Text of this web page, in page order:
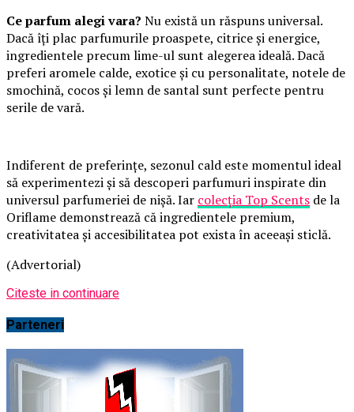
Ce parfum alegi vara? Nu există un răspuns universal.
Dacă îți plac parfumurile proaspete, citrice și energice,
ingredientele precum lime-ul sunt alegerea ideală. Dacă
preferi aromele calde, exotice și cu personalitate, notele de
smochină, cocos și lemn de santal sunt perfecte pentru
serile de vară.
Indiferent de preferințe, sezonul cald este momentul ideal
să experimentezi și să descoperi parfumuri inspirate din
universul parfumeriei de nișă. Iar colecția Top Scents de la
Oriflame demonstrează că ingredientele premium,
creativitatea și accesibilitatea pot exista în aceeași sticlă.
(Advertorial)
Citeste in continuare
Parteneri